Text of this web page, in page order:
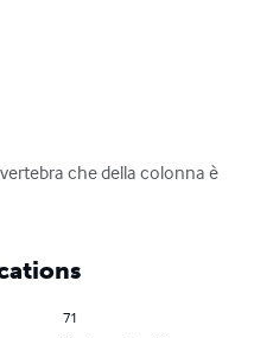
che della colonna è
71